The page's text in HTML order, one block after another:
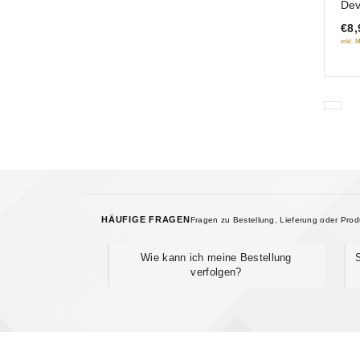
of
5
inkl.
HÄUFIGE FRAGENFragen zu Bestellung, Lieferung oder
Wie kann ich meine Bestellung
verfolgen?